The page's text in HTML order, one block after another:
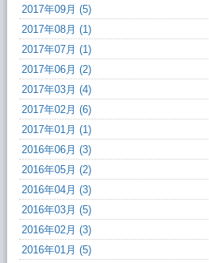
2017年09月 (5)
2017年08月 (1)
2017年07月 (1)
2017年06月 (2)
2017年03月 (4)
2017年02月 (6)
2017年01月 (1)
2016年06月 (3)
2016年05月 (2)
2016年04月 (3)
2016年03月 (5)
2016年02月 (3)
2016年01月 (5)